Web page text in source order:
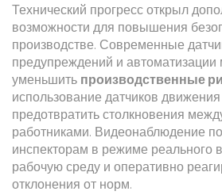
Технический прогресс открыл
возможности для повышения
производстве. Современные
предупреждений и автоматизации
уменьшить производственные
использование датчиков
предотвратить столкновения
работниками. Видеонаблюдение
инспекторам в режиме реального
рабочую среду и оперативно
отклонения от норм.